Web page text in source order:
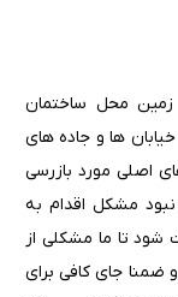
زمین محل ساختمان
ها و جاده های
اصلی مورد بازرسی
مشکل اقدام به
شود تا ما مشکلی از
ضمنا جای کافی برای